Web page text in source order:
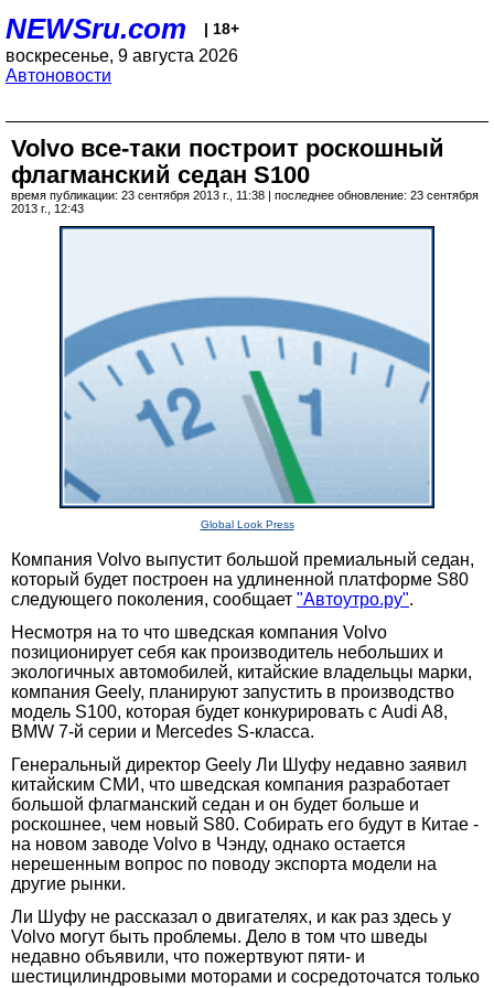
NEWSru.com | 18+
воскресенье, 9 августа 2026
Автоновости
Volvo все-таки построит роскошный
флагманский седан S100
время публикации: 23 сентября 2013 г., 11:38 | последнее обновление: 23 сентября
2013 г., 12:43
Global Look Press
Компания Volvo выпустит большой премиальный седан,
который будет построен на удлиненной платформе S80
следующего поколения, сообщает "Автоутро.ру".
Несмотря на то что шведская компания Volvo
позиционирует себя как производитель небольших и
экологичных автомобилей, китайские владельцы марки,
компания Geely, планируют запустить в производство
модель S100, которая будет конкурировать с Audi A8,
BMW 7-й серии и Mercedes S-класса.
Генеральный директор Geely Ли Шуфу недавно заявил
китайским СМИ, что шведская компания разработает
большой флагманский седан и он будет больше и
роскошнее, чем новый S80. Собирать его будут в Китае -
на новом заводе Volvo в Чэнду, однако остается
нерешенным вопрос по поводу экспорта модели на
другие рынки.
Ли Шуфу не рассказал о двигателях, и как раз здесь у
Volvo могут быть проблемы. Дело в том что шведы
недавно объявили, что пожертвуют пяти- и
шестицилиндровыми моторами и сосредоточатся только